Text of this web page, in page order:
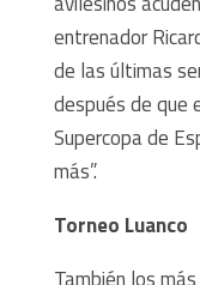
entrenador
de las últimas
después de que
Supercopa de
más”.
Torneo Luanco
También los